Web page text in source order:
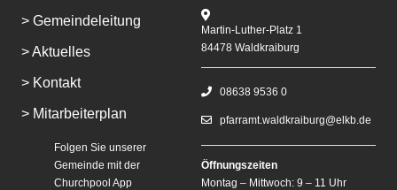
> Gemeindeleitung
> Aktuelles
> Kontakt
> Mitarbeiterplan
Folgen Sie unserer
Gemeinde mit der
Churchpool App
Martin-Luther-Platz 1
84478 Waldkraiburg
08638 9536 0
pfarramt.waldkraiburg@elkb.de
Öffnungszeiten
Montag – Mittwoch: 9 – 11 Uhr